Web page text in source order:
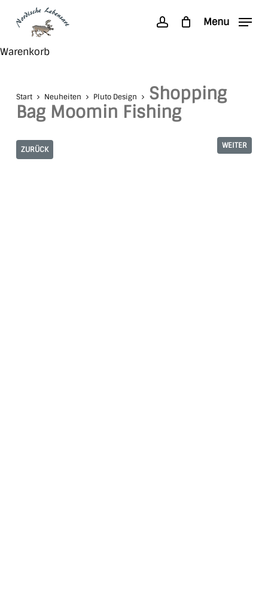
content
accountMenu
WarenkorbClose
Start Neuheiten Pluto Design
Shopping
Bag Moomin Fishing
ZURÜCK WEITER